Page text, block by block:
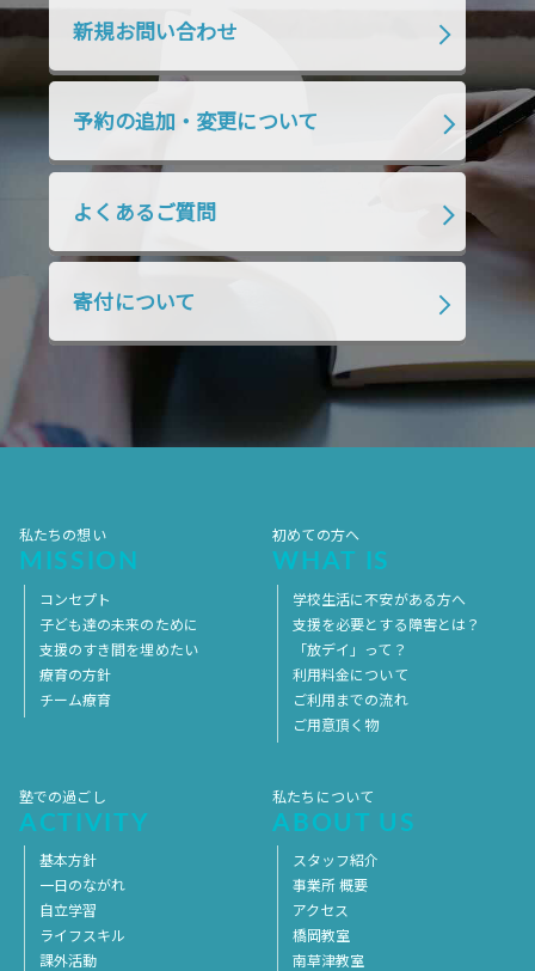
新規お問い合わせ
予約の追加・変更について
よくあるご質問
寄付について
私たちの想い
MISSION
コンセプト
子ども達の未来のために
支援のすき間を埋めたい
療育の方針
チーム療育
初めての方へ
WHAT IS
学校生活に不安がある方へ
支援を必要とする障害とは？
「放デイ」って？
利用料金について
ご利用までの流れ
ご用意頂く物
塾での過ごし
ACTIVITY
基本方針
一日のながれ
自立学習
ライフスキル
課外活動
私たちについて
ABOUT US
スタッフ紹介
事業所 概要
アクセス
橋岡教室
南草津教室